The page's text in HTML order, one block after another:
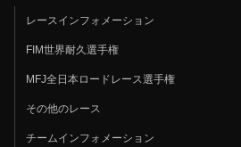
レースインフォメーション
FIM世界耐久選手権
MFJ全日本ロードレース選手権
その他のレース
チームインフォメーション